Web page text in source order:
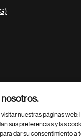
nuestras páginas
sus preferencias y las
dar su consentimiento